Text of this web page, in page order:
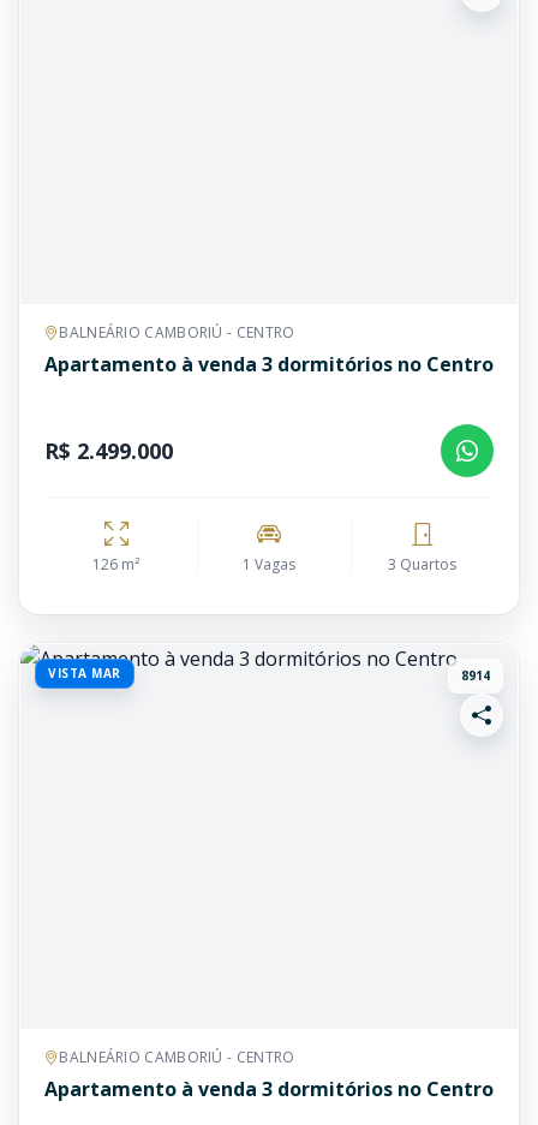
BALNEÁRIO CAMBORIÚ - CENTRO
Apartamento à venda 3 dormitórios no Centro
R$ 2.499.000
126 m² 1 Vagas 3 Quartos
VISTA MAR 8914
BALNEÁRIO CAMBORIÚ - CENTRO
Apartamento à venda 3 dormitórios no Centro